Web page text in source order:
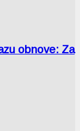
obnove: Za